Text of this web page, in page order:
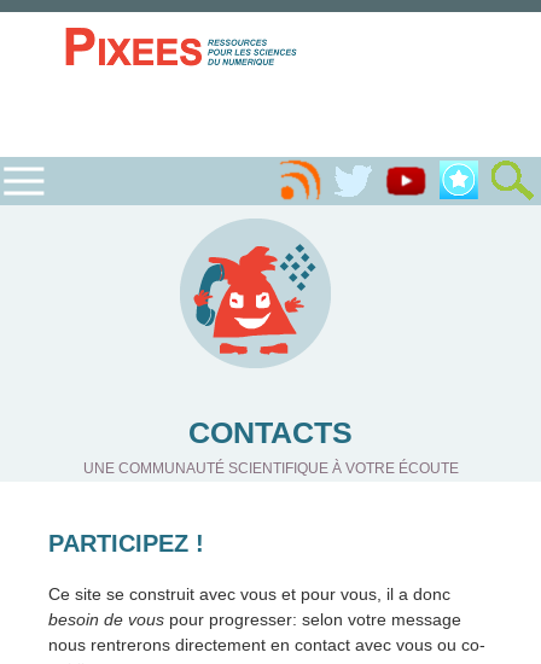
CONTACTS
UNE COMMUNAUTÉ SCIENTIFIQUE À VOTRE ÉCOUTE
PARTICIPEZ !
Ce site se construit avec vous et pour vous, il a donc
besoin de vous pour progresser: selon votre message
nous rentrerons directement en contact avec vous ou co-